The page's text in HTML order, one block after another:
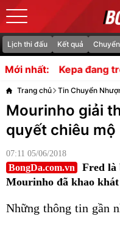
Lịch thi đấu Kết quả
Mới nhất:
đang trở thành mắt
Trang chủ Tin Chuyển
Mourinho giải
quyết chiêu mộ
07:11 05/06/2018
BongDa.com.vn
Fred là
Mourinho đã khao
Những thông tin gần